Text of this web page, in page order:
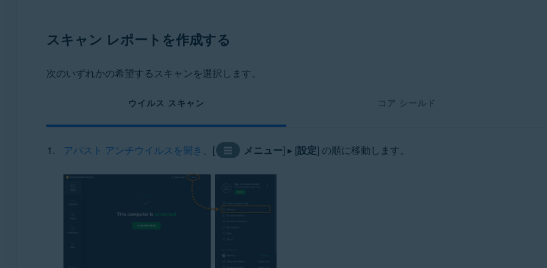
Microsoft Windows 11 Home / Pro / Enterprise / Education
Microsoft Windows 8.1 / Pro / Enterprise - 32 / 64 ビット
Microsoft Windows 8 / Pro / Enterprise - 32 / 64 ビット
スキャン レポートを作成する
次のいずれかの希望するスキャンを選択します。
ウイルス スキャン コア シールド
アバスト アンチウイルスを開き 、[ ☰ メニュー] ▸ [設定] の順に移動します。